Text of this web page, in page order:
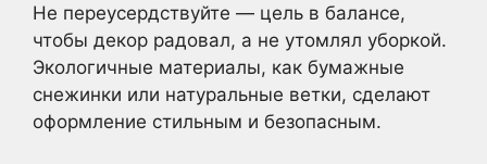
Не переусердствуйте — цель в балансе,
чтобы декор радовал, а не утомлял уборкой.
Экологичные материалы, как бумажные
снежинки или натуральные ветки, сделают
оформление стильным и безопасным.